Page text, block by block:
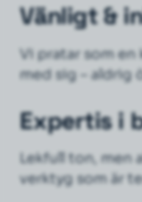
Vänligt &
Vi pratar som en
med sig – aldrig
Expertis i
Lekfull ton, men
verktyg som är